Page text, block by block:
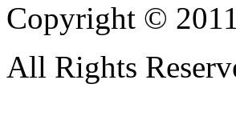
Copyright © 2011
All Rights